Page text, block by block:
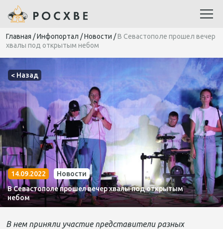
Главная /Инфопортал /Новости /В Севастополе прошел вечер
хвалы под открытым небом
< Назад
14.09.2022
Новости
В Севастополе прошел вечер хвалы под открытым
небом
В нем приняли участие представители разных